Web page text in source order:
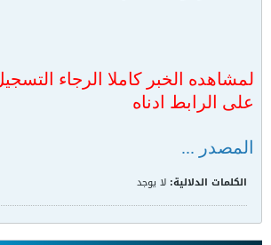
لمشاهده الخبر كاملا الرجاء
على الرابط ادناه
المصدر ...
الكلمات الدلالية: لا يوجد